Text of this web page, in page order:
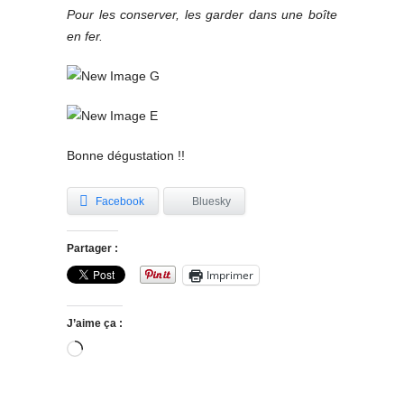
Pour les conserver, les garder dans une boîte
en fer.
Bonne dégustation !!
Facebook Bluesky
Partager :
Imprimer
J’aime ça :
Chargement…